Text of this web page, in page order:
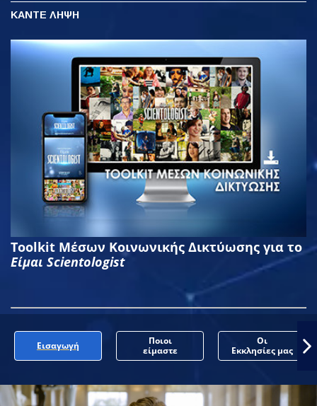
ΚΑΝΤΕ ΛΗΨΗ
Toolkit Μέσων Κοινωνικής Δικτύωσης για το
Είμαι Scientologist
Εισαγωγή
Ποιοι
είμαστε
Οι
Εκκλησίες μας